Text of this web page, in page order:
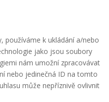
používáme k ukládání a/nebo
jako jsou soubory
nám umožní zpracovávat
nebo jedinečná ID na tomto
může nepříznivě ovlivnit